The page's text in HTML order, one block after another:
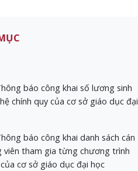
báo công khai số lương sinh
chính quy của cơ sở giáo dục đại
báo công khai danh sách cán
viên tham gia từng chương trình
cơ sở giáo dục đại học